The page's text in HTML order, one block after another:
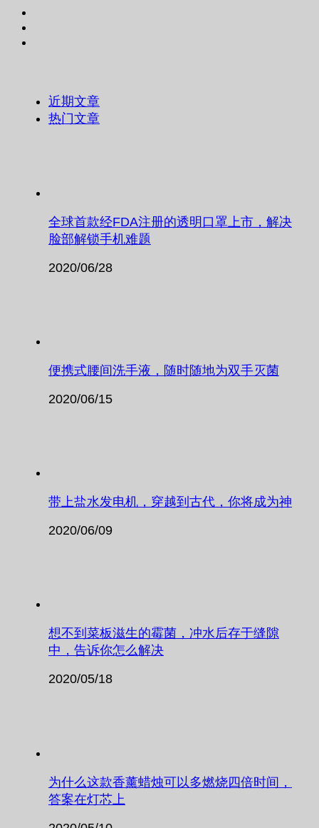
近期文章
热门文章
全球首款经FDA注册的透明口罩上市，解决
脸部解锁手机难题
2020/06/28
便携式腰间洗手液，随时随地为双手灭菌
2020/06/15
带上盐水发电机，穿越到古代，你将成为神
2020/06/09
想不到菜板滋生的霉菌，冲水后存于缝隙
中，告诉你怎么解决
2020/05/18
为什么这款香薰蜡烛可以多燃烧四倍时间，
答案在灯芯上